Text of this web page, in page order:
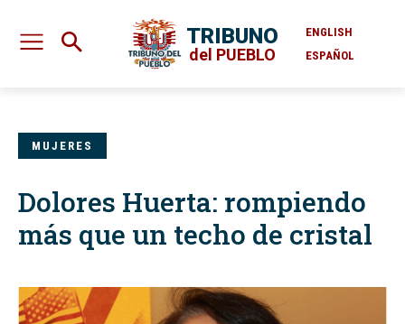
TRIBUNO
del PUEBLO
ENGLISH
ESPAÑOL
MUJERES
Dolores Huerta: rompiendo
más que un techo de cristal